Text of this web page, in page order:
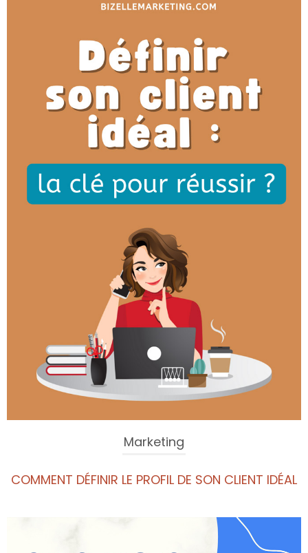
Marketing
COMMENT DÉFINIR LE PROFIL DE SON CLIENT IDÉAL